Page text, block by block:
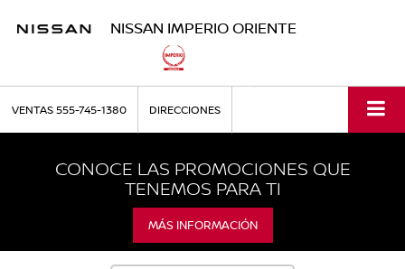
NISSAN IMPERIO ORIENTE
VENTAS555-745-1380 DIRECCIONES
CONOCE LAS PROMOCIONES QUE
TENEMOS PARA TI
MÁS INFORMACIÓN